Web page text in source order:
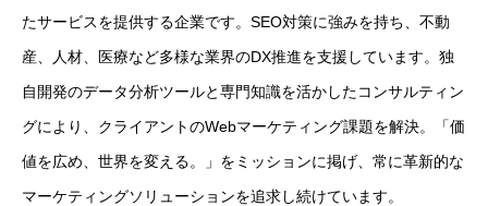
たサービスを提供する企業です。SEO対策に強みを持ち、不動
産、人材、医療など多様な業界のDX推進を支援しています。独
自開発のデータ分析ツールと専門知識を活かしたコンサルティン
グにより、クライアントのWebマーケティング課題を解決。「価
値を広め、世界を変える。」をミッションに掲げ、常に革新的な
マーケティングソリューションを追求し続けています。